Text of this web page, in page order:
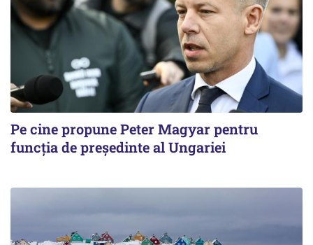
Pe cine propune Peter Magyar pentru
funcția de președinte al Ungariei